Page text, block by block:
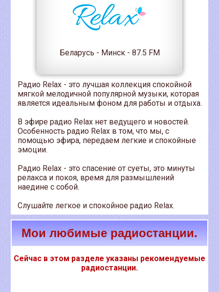
Беларусь - Минск - 87.5 FM
Радио Relax - это лучшая коллекция спокойной
мягкой мелодичной популярной музыки, которая
является идеальным фоном для работы и отдыха.
В эфире радио Relax нет ведущего и новостей.
Особенность радио Relax в том, что мы, с
помощью эфира, передаем легкие и спокойные
эмоции.
Радио Relax - это спасение от суеты, это минуты
релакса и покоя, время для размышлений
наедине с собой.
Слушайте легкое и спокойное радио Relax.
Мои любимые радиостанции.
Сейчас в этом разделе указаны рекомендуемые
радиостанции.